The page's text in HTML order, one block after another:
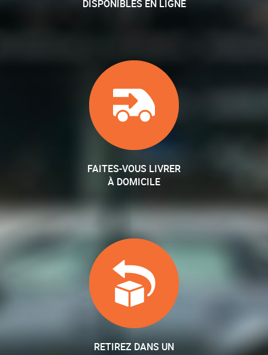
DISPONIBLES EN LIGNE
FAITES-VOUS LIVRER
À DOMICILE
RETIREZ DANS UN